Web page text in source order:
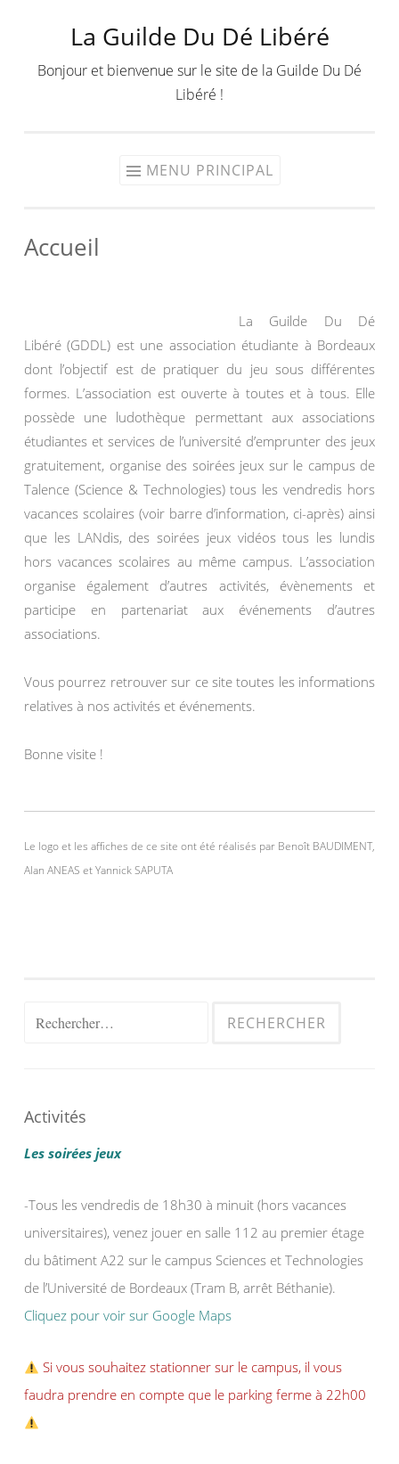
contenu
La Guilde Du Dé Libéré
Bonjour et bienvenue sur le site de la Guilde Du Dé
Libéré !
MENU PRINCIPAL
Accueil
La Guilde Du Dé
Libéré (GDDL) est une association étudiante à Bordeaux
dont l’objectif est de pratiquer du jeu sous différentes
formes. L’association est ouverte à toutes et à tous. Elle
possède une ludothèque permettant aux associations
étudiantes et services de l’université d’emprunter des jeux
gratuitement, organise des soirées jeux sur le campus de
Talence (Science & Technologies) tous les vendredis hors
vacances scolaires (voir barre d’information, ci-après) ainsi
que les LANdis, des soirées jeux vidéos tous les lundis
hors vacances scolaires au même campus. L’association
organise également d’autres activités, évènements et
participe en partenariat aux événements d’autres
associations.
Vous pourrez retrouver sur ce site toutes les informations
relatives à nos activités et événements.
Bonne visite !
Le logo et les affiches de ce site ont été réalisés par Benoît BAUDIMENT,
Alan ANEAS et Yannick SAPUTA
Rechercher :
Activités
Les soirées jeux
-Tous les vendredis de 18h30 à minuit (hors vacances
universitaires), venez jouer en salle 112 au premier étage
du bâtiment A22 sur le campus Sciences et Technologies
de l’Université de Bordeaux (Tram B, arrêt Béthanie).
Cliquez pour voir sur Google Maps
Si vous souhaitez stationner sur le campus, il vous
faudra prendre en compte que le parking ferme à 22h00